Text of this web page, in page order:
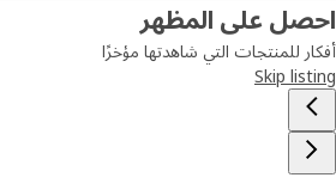
على المظهر
للمنتجات التي شاهدتها مؤخرًا
Skip